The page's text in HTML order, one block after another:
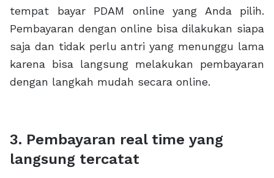
tempat bayar PDAM online yang Anda pilih.
Pembayaran dengan online bisa dilakukan siapa
saja dan tidak perlu antri yang menunggu lama
karena bisa langsung melakukan pembayaran
dengan langkah mudah secara online.
3. Pembayaran real time yang
langsung tercatat